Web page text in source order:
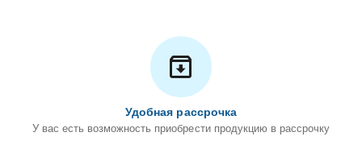
Удобная рассрочка
У вас есть возможность приобрести продукцию в рассрочку